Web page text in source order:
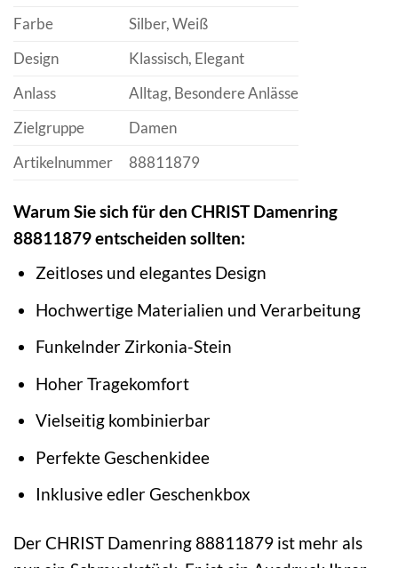
Farbe
Silber, Weiß
Design
Klassisch, Elegant
Anlass
Alltag, Besondere Anlässe
Zielgruppe
Damen
Artikelnummer
88811879
Warum Sie sich für den CHRIST Damenring
88811879 entscheiden sollten:
Zeitloses und elegantes Design
Hochwertige Materialien und Verarbeitung
Funkelnder Zirkonia-Stein
Hoher Tragekomfort
Vielseitig kombinierbar
Perfekte Geschenkidee
Inklusive edler Geschenkbox
Der CHRIST Damenring 88811879 ist mehr als